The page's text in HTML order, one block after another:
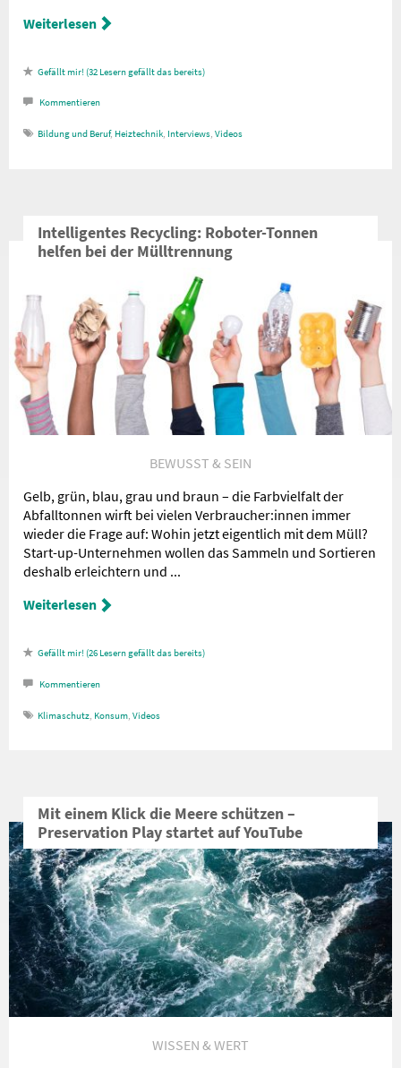
Weiterlesen
32 Lesern gefällt das
Kommentieren
Bildung und Beruf, Heiztechnik, Interviews, Videos
Intelligentes Recycling: Roboter-Tonnen
helfen bei der Mülltrennung
BEWUSST & SEIN
Gelb, grün, blau, grau und braun – die Farbvielfalt der
Abfalltonnen wirft bei vielen Verbraucher:innen immer
wieder die Frage auf: Wohin jetzt eigentlich mit dem Müll?
Start-up-Unternehmen wollen das Sammeln und Sortieren
deshalb erleichtern und ...
Weiterlesen
26 Lesern gefällt das
Kommentieren
Klimaschutz, Konsum, Videos
Mit einem Klick die Meere schützen –
Preservation Play startet auf YouTube
WISSEN & WERT